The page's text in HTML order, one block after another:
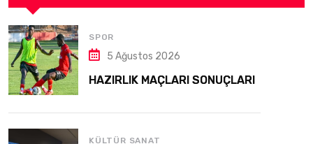
SPOR
5 Ağustos 2026
HAZIRLIK MAÇLARI SONUÇLARI
KÜLTÜR SANAT